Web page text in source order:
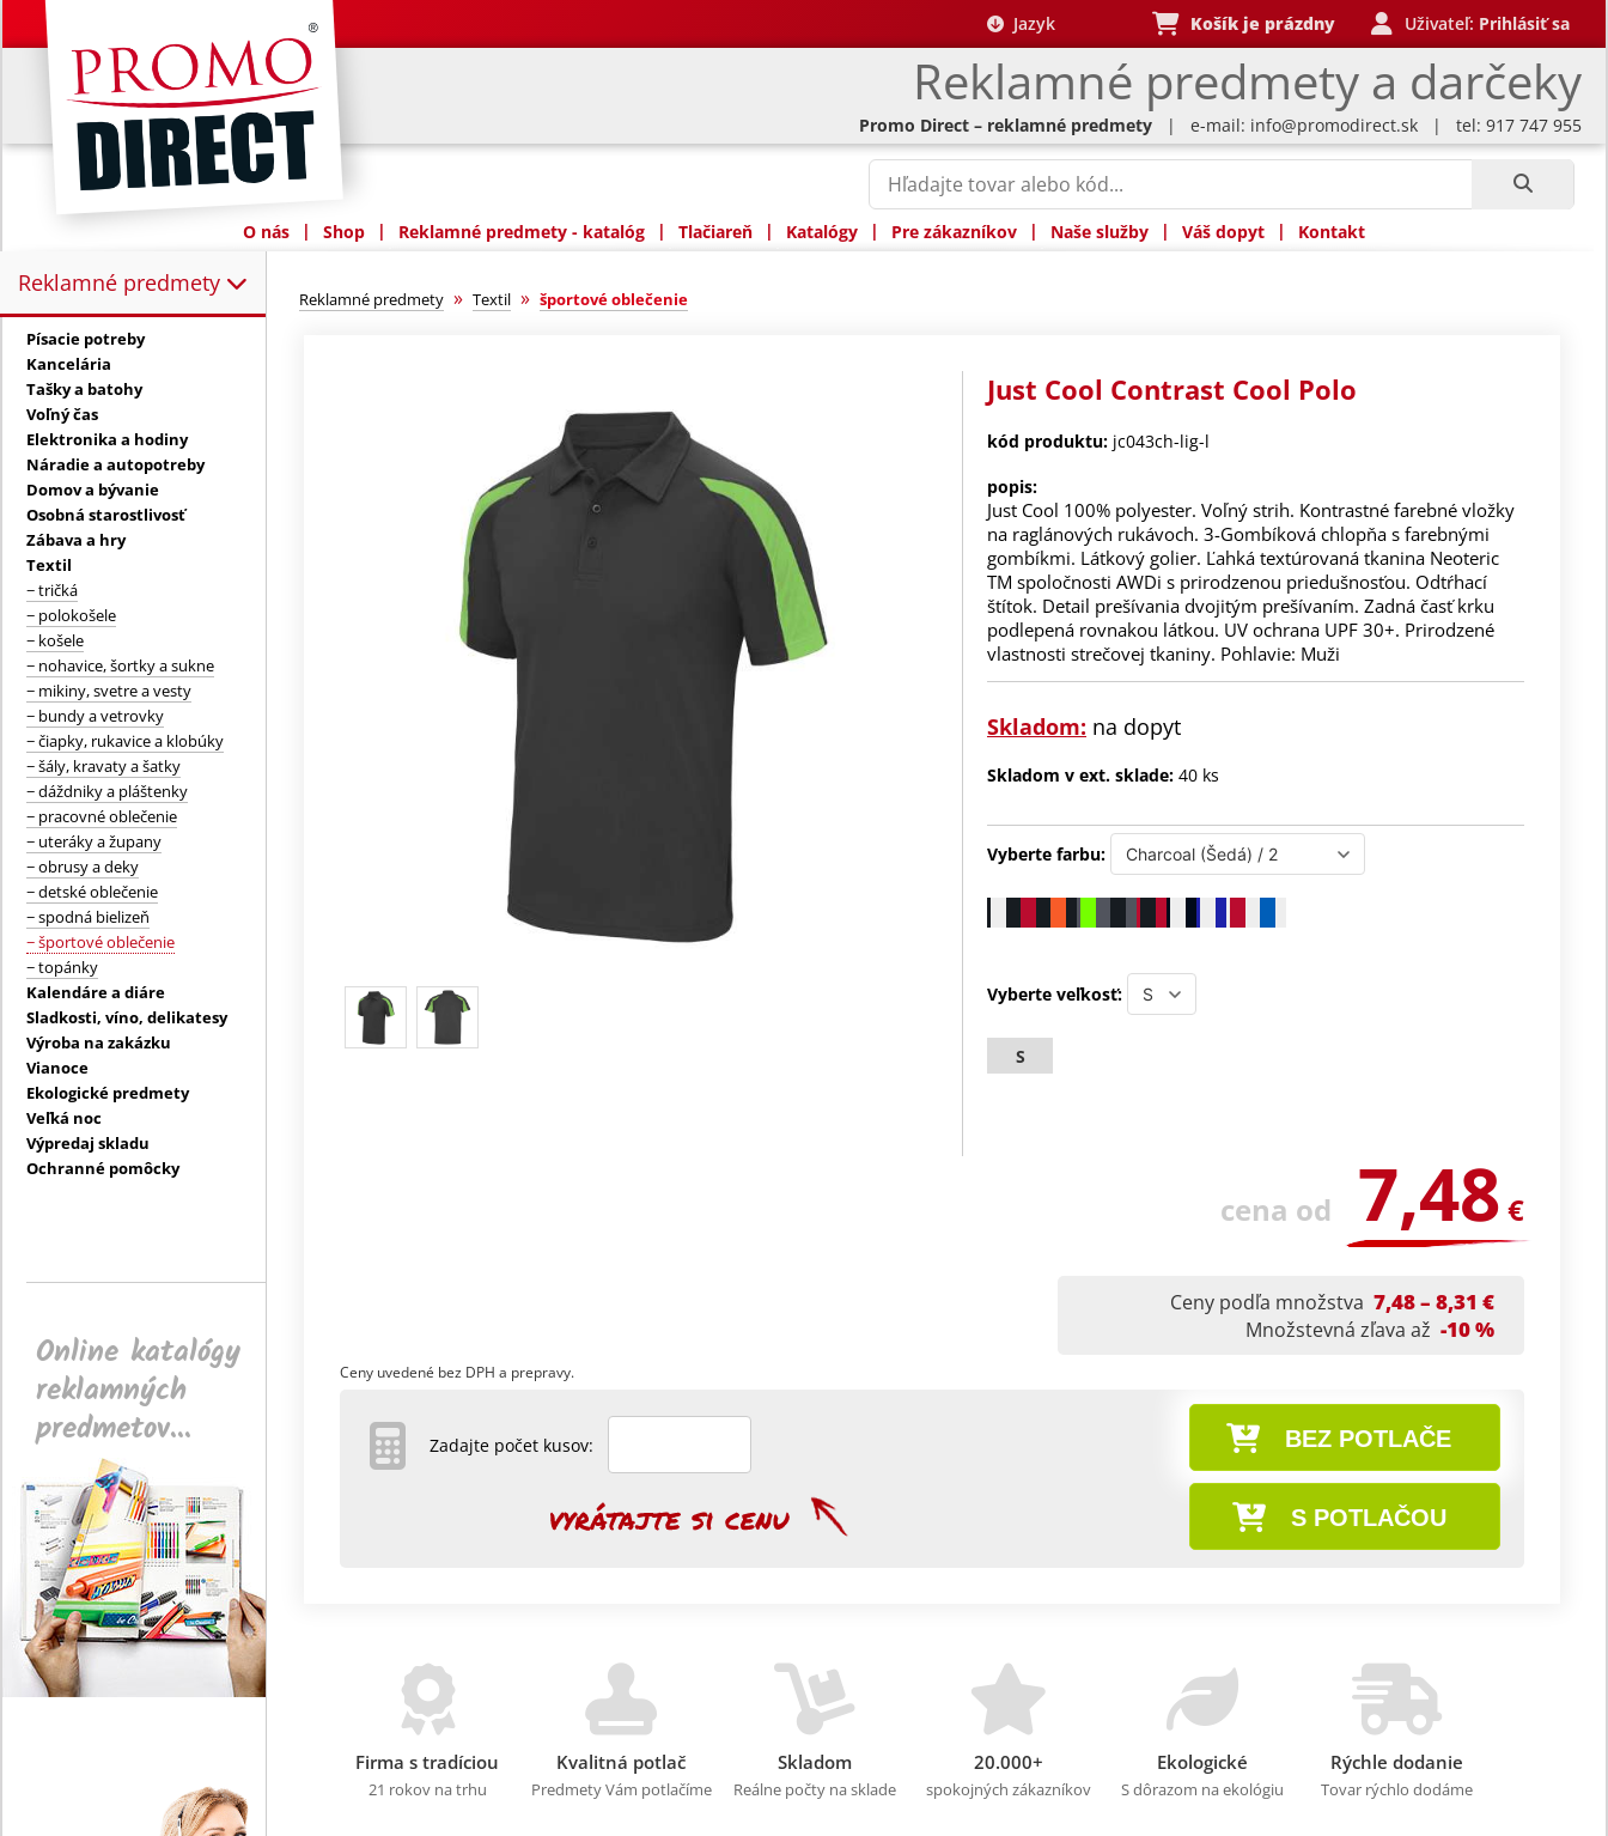
Reklamné predmety a darčeky
Jazyk Košík je prázdny Uživateľ: Prihlásiť sa
Promo Direct – reklamné predmety | e-mail: info@promodirect.sk | tel: 917 747 955
O nás | Shop | Reklamné predmety - katalóg | Tlačiareň | Katalógy | Pre zákazníkov | Naše služby | Váš dopyt | Kontakt
Reklamné predmety
Reklamné predmety:
Písacie potreby
Kancelária
Tašky a batohy
Voľný čas
Elektronika a hodiny
Náradie a autopotreby
Domov a bývanie
Osobná starostlivosť
Zábava a hry
Textil
− tričká
− polokošele
− košele
− nohavice, šortky a sukne
− mikiny, svetre a vesty
− bundy a vetrovky
− čiapky, rukavice a klobúky
− šály, kravaty a šatky
− dáždniky a pláštenky
− pracovné oblečenie
− uteráky a župany
− obrusy a deky
− detské oblečenie
− spodná bielizeň
− športové oblečenie
− topánky
Kalendáre a diáre
Sladkosti, víno, delikatesy
Výroba na zakázku
Vianoce
Ekologické predmety
Veľká noc
Výpredaj skladu
Ochranné pomôcky
Online katalógy
reklamných
predmetov...
Reklamné predmety » Textil » športové oblečenie
Just Cool Contrast Cool Polo
kód produktu: jc043ch-lig-l
popis:
Just Cool 100% polyester. Voľný strih. Kontrastné farebné vložky
na raglánových rukávoch. 3-Gombíková chlopňa s farebnými
gombíkmi. Látkový golier. Ľahká textúrovaná tkanina Neoteric
TM spoločnosti AWDi s prirodzenou priedušnosťou. Odtŕhací
štítok. Detail prešívania dvojitým prešívaním. Zadná časť krku
podlepená rovnakou látkou. UV ochrana UPF 30+. Prirodzené
vlastnosti strečovej tkaniny. Pohlavie: Muži
Skladom: na dopyt
Skladom v ext. sklade: 40 ks
Vyberte farbu:
Vyberte veľkosť:
S
cena od 7,48 €
Ceny podľa množstva 7,48 – 8,31 €
Množstevná zľava až -10 %
Ceny uvedené bez DPH a prepravy.
BEZ POTLAČE
S POTLAČOU
Zadajte počet kusov:
Firma s tradíciou
21 rokov na trhu
Kvalitná potlač
Predmety Vám potlačíme
Skladom
Reálne počty na sklade
20.000+
spokojných zákazníkov
Ekologické
S dôrazom na ekológiu
Rýchle dodanie
Tovar rýchlo dodáme